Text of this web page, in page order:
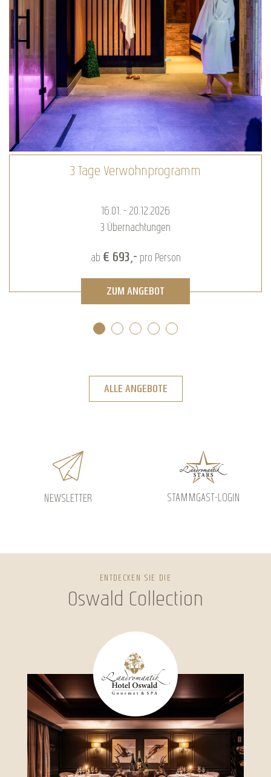
Romantik-Kuscheltage
16.01. - 20.12.2026
2 Übernachtungen
ab € 472,- pro Person
ZUM ANGEBOT
ALLE ANGEBOTE
NEWSLETTER STAMMGAST-LOGIN
ENTDECKEN SIE DIE
Oswald Collection